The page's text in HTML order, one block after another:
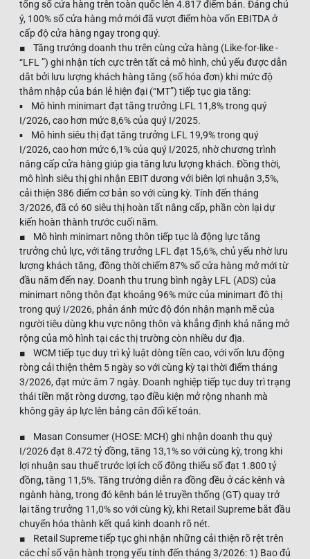
tổng số cửa hàng trên toàn quốc lên 4.817 điểm bán. Đáng chú
ý, 100% số cửa hàng mở mới đã vượt điểm hòa vốn EBITDA ở
cấp độ cửa hàng ngay trong quý.
■ Tăng trưởng doanh thu trên cùng cửa hàng (Like-for-like -
“LFL ”) ghi nhận tích cực trên tất cả mô hình, chủ yếu được dẫn
dắt bởi lưu lượng khách hàng tăng (số hóa đơn) khi mức độ
thâm nhập của bán lẻ hiện đại (“MT”) tiếp tục gia tăng:
▪ Mô hình minimart đạt tăng trưởng LFL 11,8% trong quý
I/2026, cao hơn mức 8,6% của quý I/2025.
▪ Mô hình siêu thị đạt tăng trưởng LFL 19,9% trong quý
I/2026, cao hơn mức 6,1% của quý I/2025, nhờ chương trình
nâng cấp cửa hàng giúp gia tăng lưu lượng khách. Đồng thời,
mô hình siêu thị ghi nhận EBIT dương với biên lợi nhuận 3,5%,
cải thiện 386 điểm cơ bản so với cùng kỳ. Tính đến tháng
3/2026, đã có 60 siêu thị hoàn tất nâng cấp, phần còn lại dự
kiến hoàn thành trước cuối năm.
■ Mô hình minimart nông thôn tiếp tục là động lực tăng
trưởng chủ lực, với tăng trưởng LFL đạt 15,6%, chủ yếu nhờ lưu
lượng khách tăng, đồng thời chiếm 87% số cửa hàng mở mới từ
đầu năm đến nay. Doanh thu trung bình ngày LFL (ADS) của
minimart nông thôn đạt khoảng 96% mức của minimart đô thị
trong quý I/2026, phản ánh mức độ đón nhận mạnh mẽ của
người tiêu dùng khu vực nông thôn và khẳng định khả năng mở
rộng của mô hình tại các thị trường còn nhiều dư địa.
■ WCM tiếp tục duy trì kỷ luật dòng tiền cao, với vốn lưu động
ròng cải thiện thêm 5 ngày so với cùng kỳ tại thời điểm tháng
3/2026, đạt mức âm 7 ngày. Doanh nghiệp tiếp tục duy trì trạng
thái tiền mặt ròng dương, tạo điều kiện mở rộng nhanh mà
không gây áp lực lên bảng cân đối kế toán.
■ Masan Consumer (HOSE: MCH) ghi nhận doanh thu quý
I/2026 đạt 8.472 tỷ đồng, tăng 13,1% so với cùng kỳ, trong khi
lợi nhuận sau thuế trước lợi ích cổ đông thiểu số đạt 1.800 tỷ
đồng, tăng 11,5%. Tăng trưởng diễn ra đồng đều ở các kênh và
ngành hàng, trong đó kênh bán lẻ truyền thống (GT) quay trở
lại tăng trưởng 11,0% so với cùng kỳ, khi Retail Supreme bắt đầu
chuyển hóa thành kết quả kinh doanh rõ nét.
■ Retail Supreme tiếp tục ghi nhận những cải thiện rõ rệt trên
các chỉ số vận hành trọng yếu tính đến tháng 3/2026: 1) Bao đủ